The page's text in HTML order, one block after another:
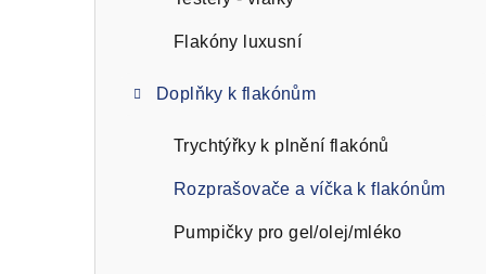
Flakóny luxusní
Doplňky k flakónům
Trychtýřky k plnění flakónů
Rozprašovače a víčka k flakónům
Pumpičky pro gel/olej/mléko